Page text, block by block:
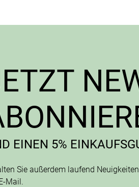
EINEN 5%
Sie außerdem laufend
Mail.